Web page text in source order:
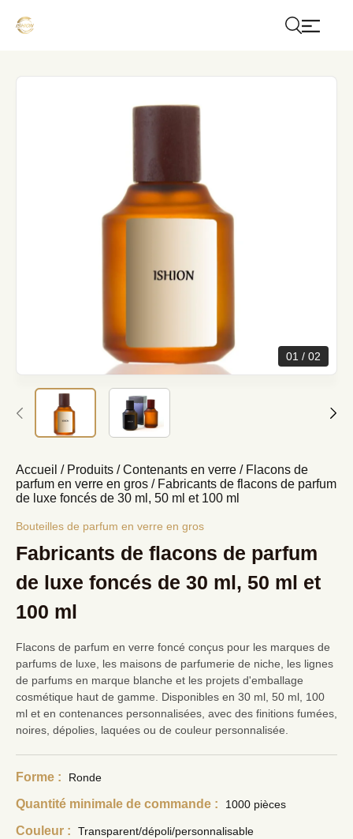
01 02
Accueil /Produits /Contenants en verre /Flacons de
parfum en verre en gros /Fabricants de flacons de parfum
de luxe foncés de 30 ml, 50 ml et 100 ml
Bouteilles de parfum en verre en gros
Fabricants de flacons de parfum
de luxe foncés de 30 ml, 50 ml et
100 ml
Flacons de parfum en verre foncé conçus pour les marques de
parfums de luxe, les maisons de parfumerie de niche, les lignes
de parfums en marque blanche et les projets d'emballage
cosmétique haut de gamme. Disponibles en 30 ml, 50 ml, 100
ml et en contenances personnalisées, avec des finitions fumées,
noires, dépolies, laquées ou de couleur personnalisée.
Forme : Ronde
Quantité minimale de commande : 1000 pièces
Couleur : Transparent/dépoli/personnalisable